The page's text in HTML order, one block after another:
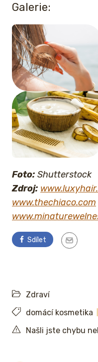
Galerie:
Foto: Shutterstock
Zdroj:
www.thechiaco.com
Sdílet
Zdraví
domácí kosmetika
Našli jste chybu